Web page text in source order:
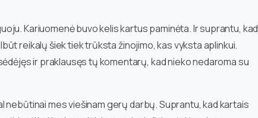
Kariuomenė buvo kelis kartus paminėta. Ir suprantu, kad
reikalų šiek tiek trūksta žinojimo, kas vyksta aplinkui.
ir praklausęs tų komentarų, kad nieko nedaroma su
nebūtinai mes viešinam gerų darbų. Suprantu, kad kartais